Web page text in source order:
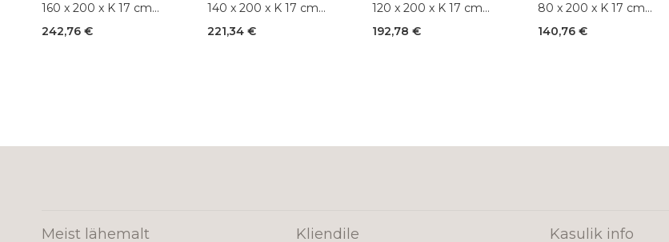
160 x 200 x K 17 cm
(Bonnell 2,2)
242,76 €
140 x 200 x K 17 cm
(Bonnell 2,2)
221,34 €
120 x 200 x K 17 cm
(Bonnell 2,2)
192,78 €
80 x 200 x K 17 cm
(Bonnell 2,2)
140,76 €
Meist lähemalt Kliendile Kasulik info